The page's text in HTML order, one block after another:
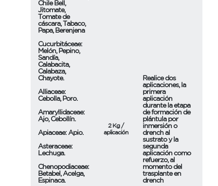
Chile Bell,
Jitomate,
Tomate de
cáscara, Tabaco,
Papa, Berenjena
Cucurbitáceae:
Melón, Pepino,
Sandía,
Calabacita,
Calabaza,
Chayote.
Alliaceae:
Cebolla, Poro.
Amaryllidaceae:
Ajo, Cebollín.
Apiaceae: Apio.
Asteraceae:
Lechuga.
Chenopodiaceae:
Betabel, Acelga,
Espinaca.
2 Kg /
aplicación
Realice dos
aplicaciones, la
primera
aplicación
durante la etapa
de formación de
plántula por
inmersión o
drench al
sustrato y la
segunda
aplicación como
refuerzo, al
momento del
trasplante en
drench